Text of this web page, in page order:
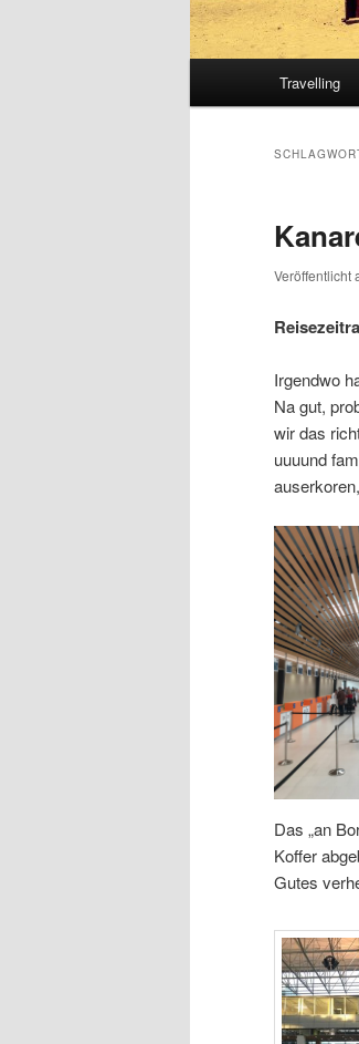
Travelling
Veröffentlicht
Irgendwo
Na gut,
wir das
uuuund
Das „an
Koffer
Gutes